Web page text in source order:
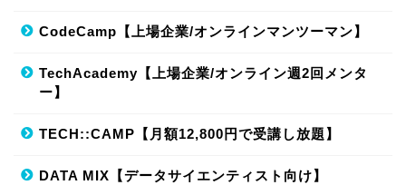
CodeCamp【上場企業/オンラインマンツーマン】
TechAcademy【上場企業/オンライン週2回メンタ
ー】
TECH::CAMP【月額12,800円で受講し放題】
DATA MIX【データサイエンティスト向け】